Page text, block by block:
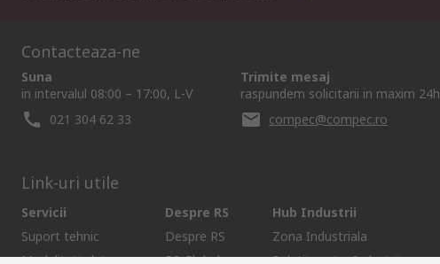
Contacteaza-ne
Suna
in intervalul 08:00 – 17:00, L-V
021 304 62 33
Trimite mesaj
raspundem solicitarii in maxim 24h
compec@compec.ro
Link-uri utile
Servicii
Suport tehnic
Modalitati plata
Despre RS
Despre RS
RS Global
Hub Industrii
Zona Industriala
Solutii pentru Industrii